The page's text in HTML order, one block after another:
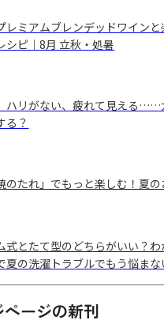
レミアムブレンデッドワイン
シピ｜8月 立秋・処暑
ハリがない、疲れて見える……
る？
のたれ」でもっと楽しむ！夏
式とたて型のどちらがいい？
夏の洗濯トラブルでもう悩まな
ージの新刊